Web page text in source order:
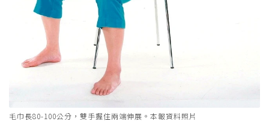
毛巾長80-100公分，雙手握住兩端伸展。本報資料照片